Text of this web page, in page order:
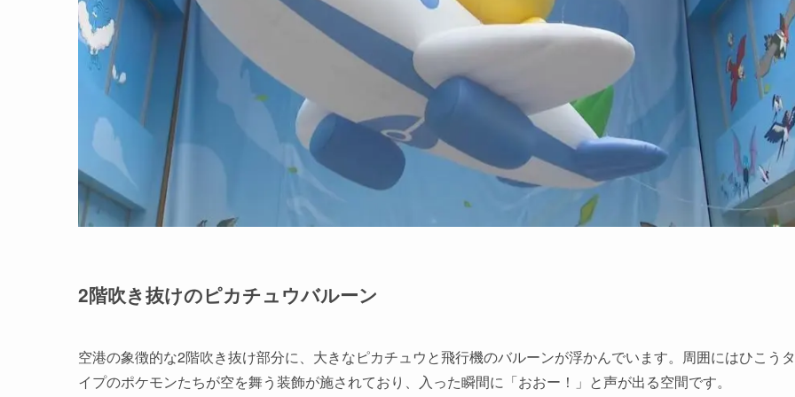
2階吹き抜けのピカチュウバルーン
空港の象徴的な2階吹き抜け部分に、大きなピカチュウと飛行機のバルーンが浮かんでいます。周囲にはひこうタ
イプのポケモンたちが空を舞う装飾が施されており、入った瞬間に「おおー！」と声が出る空間です。